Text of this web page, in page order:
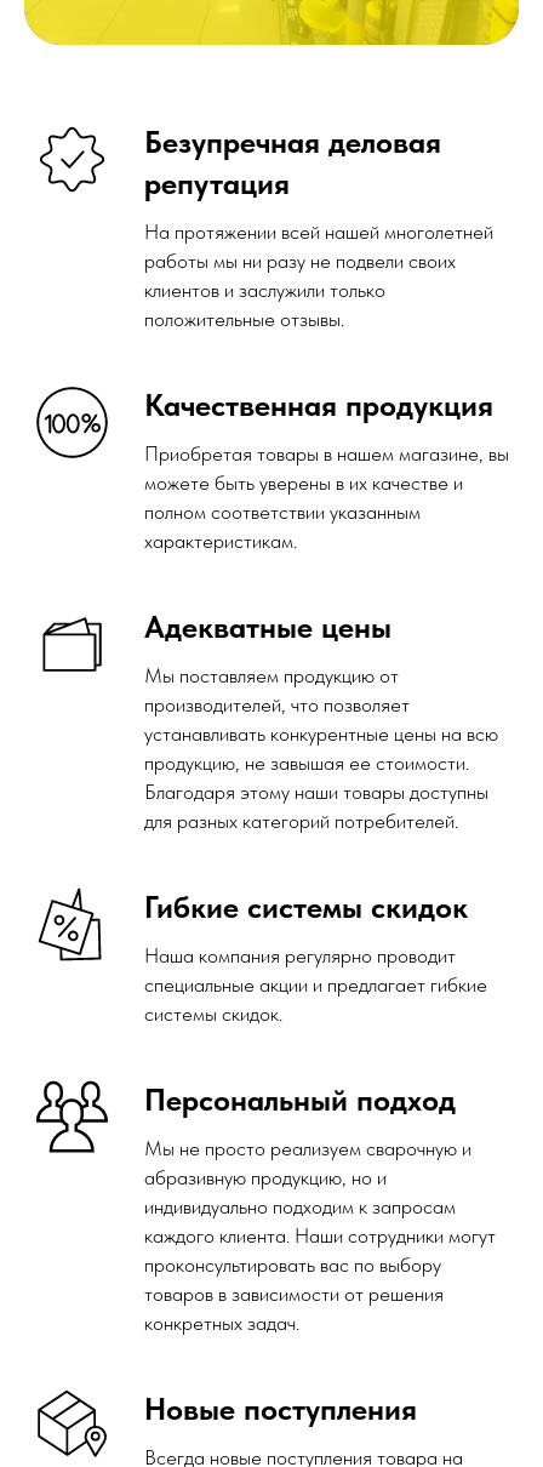
Персональный подход
Мы не просто реализуем сварочную и
проконсультировать вас по выбору
товаров в зависимости от решения
Новые поступления
Всегда новые поступления товара на
склад магазина, что позволяет нам быть в
тренде технологий и новшеств!
абразивной продукции.